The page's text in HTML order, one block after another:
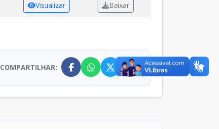
Visualizar Baixar
COMPARTILHAR: